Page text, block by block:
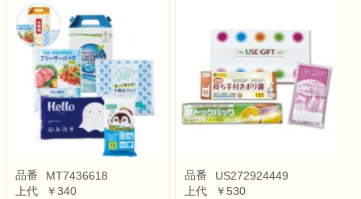
品番
MT7436618
上代
￥340
品番
US272924449
上代
￥530